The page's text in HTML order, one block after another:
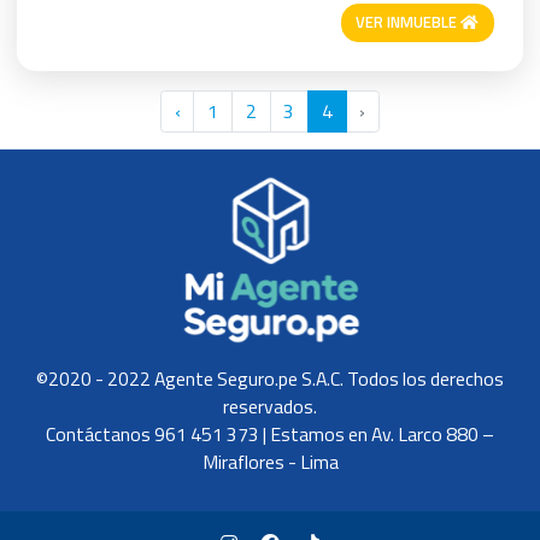
VER INMUEBLE
‹ 1 2 3 4 ›
©2020 - 2022 Agente Seguro.pe S.A.C. Todos los derechos
reservados.
Contáctanos 961 451 373 | Estamos en Av. Larco 880 –
Miraflores - Lima